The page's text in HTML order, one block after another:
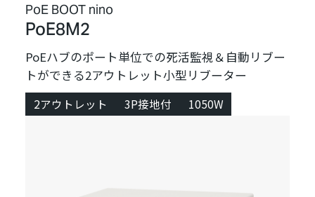
PoE BOOT nino
PoE8M2
PoEハブのポート単位での死活監視＆自動リブー
トができる2アウトレット小型リブーター
2アウトレット 3P接地付 1050W